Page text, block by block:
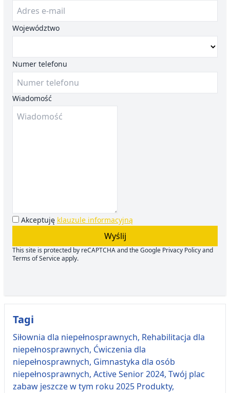
Województwo
Numer telefonu
Wiadomość
Akceptuję klauzule informacyjną
Wyślij
This site is protected by reCAPTCHA and the Google Privacy Policyand
Terms of Serviceapply.
Tagi
Siłownia dla niepełnosprawnych, Rehabilitacja dla
niepełnosprawnych, Ćwiczenia dla
niepełnosprawnych, Gimnastyka dla osób
niepełnosprawnych, Active Senior 2024, Twój plac
zabaw jeszcze w tym roku 2025 Produkty,